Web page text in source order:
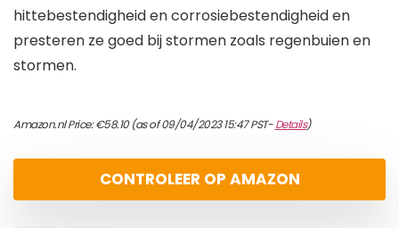
hittebestendigheid en corrosiebestendigheid en
presteren ze goed bij stormen zoals regenbuien en
stormen.
Amazon.nl Price:€58.10(as of 09/04/2023 15:47 PST-Details)
CONTROLEER OP AMAZON